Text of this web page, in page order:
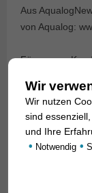
Aus
von Aqualog:
Für unsere
ausschließlich
Text & Photos:
Angaben
Wir
Wir nutzen
sind
und Ihre
• Notwendig •